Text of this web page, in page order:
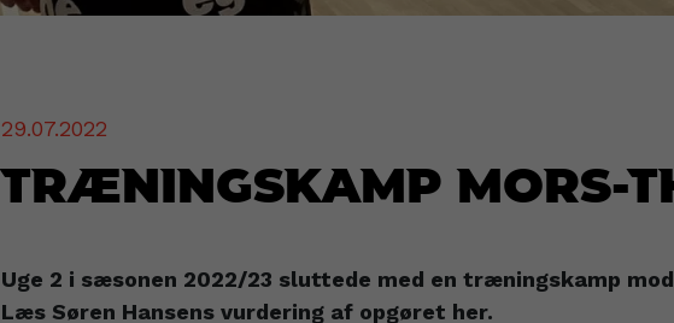
29.07.2022
Træningskamp Mors-
Uge 2 i sæsonen 2022/23 sluttede med en træningskamp
Læs Søren Hansens vurdering af opgøret her.